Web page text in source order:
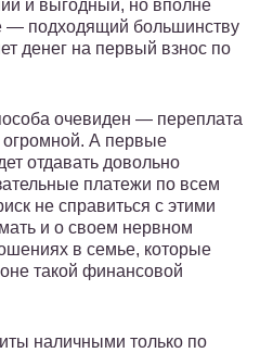
и выгодный, но вполне
— подходящий большинству
денег на первый взнос по
очевиден — переплата
огромной. А первые
отдавать довольно
платежи по всем
не справиться с этими
и о своем нервном
в семье, которые
такой финансовой
наличными только по